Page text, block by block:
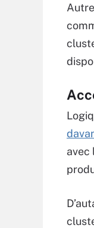
avec